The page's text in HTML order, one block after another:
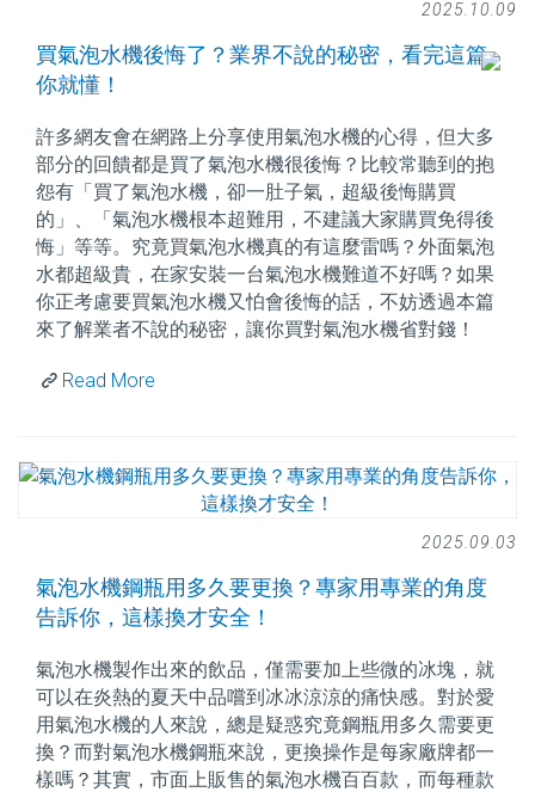
2025.10.09
買氣泡水機後悔了？業界不說的秘密，看完這篇
你就懂！
許多網友會在網路上分享使用氣泡水機的心得，但大多
部分的回饋都是買了氣泡水機很後悔？比較常聽到的抱
怨有「買了氣泡水機，卻一肚子氣，超級後悔購買
的」、「氣泡水機根本超難用，不建議大家購買免得後
悔」等等。究竟買氣泡水機真的有這麼雷嗎？外面氣泡
水都超級貴，在家安裝一台氣泡水機難道不好嗎？如果
你正考慮要買氣泡水機又怕會後悔的話，不妨透過本篇
來了解業者不說的秘密，讓你買對氣泡水機省對錢！
Read More
2025.09.03
氣泡水機鋼瓶用多久要更換？專家用專業的角度
告訴你，這樣換才安全！
氣泡水機製作出來的飲品，僅需要加上些微的冰塊，就
可以在炎熱的夏天中品嚐到冰冰涼涼的痛快感。對於愛
用氣泡水機的人來說，總是疑惑究竟鋼瓶用多久需要更
換？而對氣泡水機鋼瓶來說，更換操作是每家廠牌都一
樣嗎？其實，市面上販售的氣泡水機百百款，而每種款